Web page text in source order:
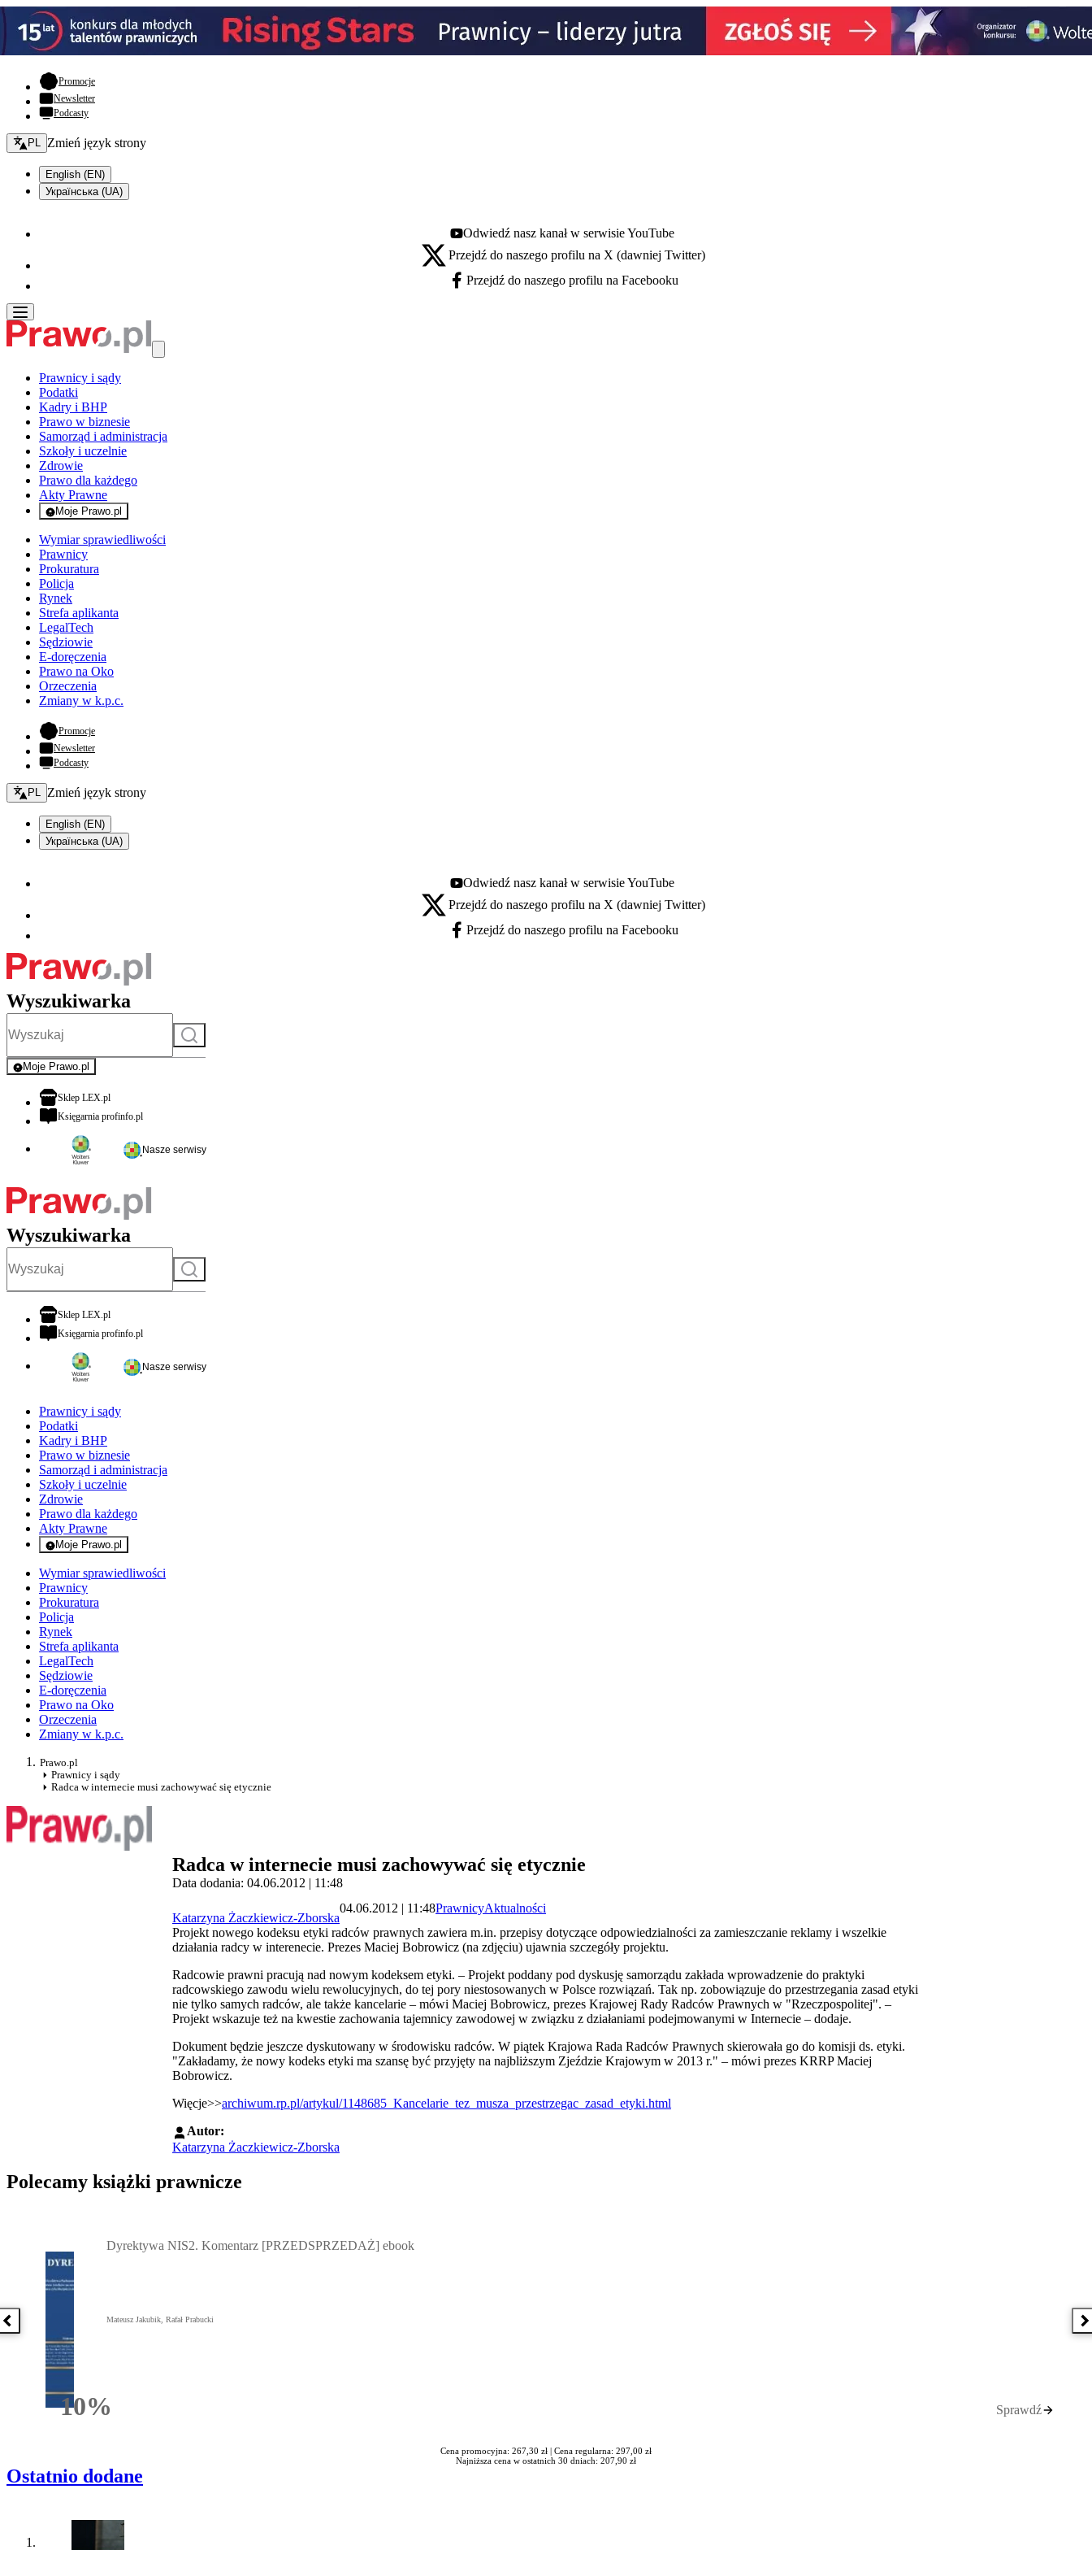
Promocje- otwiera się w nowej karcie
Newsletter
Podcasty
Zmień język - bieżący:
PL Zmień język strony
English (EN)
Українська (UA)
Youtube - otwiera się w nowej karcie
Odwiedź nasz kanał w serwisie YouTube
X - otwiera się w nowej karcie
Przejdź do naszego profilu na X (dawniej Twitter)
Facebook - otwiera się w nowej karcie
Przejdź do naszego profilu na Facebooku
Prawnicy i sądy
Podatki
Kadry i BHP
Prawo w biznesie
Samorząd i administracja
Szkoły i uczelnie
Zdrowie
Prawo dla każdego
Akty Prawne
Moje Prawo.pl
- rejestracja i logowanie do serwisu
Wymiar sprawiedliwości
Prawnicy
Prokuratura
Policja
Rynek
Strefa aplikanta
LegalTech
Sędziowie
E-doręczenia
Prawo na Oko
Orzeczenia
Zmiany w k.p.c.
Promocje- otwiera się w nowej karcie
Newsletter
Podcasty
Zmień język - bieżący:
PL Zmień język strony
English (EN)
Українська (UA)
Youtube - otwiera się w nowej karcie
Odwiedź nasz kanał w serwisie YouTube
X - otwiera się w nowej karcie
Przejdź do naszego profilu na X (dawniej Twitter)
Facebook - otwiera się w nowej karcie
Przejdź do naszego profilu na Facebooku
Wyszukiwarka
Szukaj
Moje Prawo.pl
- rejestracja i logowanie do serwisu
Sklep LEX.plotwiera się w nowej karcie
Księgarnia profinfo.plotwiera się w nowej karcie
Nasze serwisy
Wyszukiwarka
Szukaj
Sklep LEX.plotwiera się w nowej karcie
Księgarnia profinfo.plotwiera się w nowej karcie
Nasze serwisy
Prawnicy i sądy
Podatki
Kadry i BHP
Prawo w biznesie
Samorząd i administracja
Szkoły i uczelnie
Zdrowie
Prawo dla każdego
Akty Prawne
Moje Prawo.pl
- rejestracja i logowanie do serwisu
Wymiar sprawiedliwości
Prawnicy
Prokuratura
Policja
Rynek
Strefa aplikanta
LegalTech
Sędziowie
E-doręczenia
Prawo na Oko
Orzeczenia
Zmiany w k.p.c.
Prawo.pl
Prawnicy i sądy
Radca w internecie musi zachowywać się etycznie
Radca w internecie musi zachowywać się etycznie
Data dodania: 04.06.2012 | 11:48
Katarzyna Żaczkiewicz-Zborska
04.06.2012 | 11:48PrawnicyAktualności
Projekt nowego kodeksu etyki radców prawnych zawiera m.in. przepisy dotyczące odpowiedzialności za zamieszczanie reklamy i wszelkie
działania radcy w interenecie. Prezes Maciej Bobrowicz (na zdjęciu) ujawnia szczegóły projektu.
Radcowie prawni pracują nad nowym kodeksem etyki. – Projekt poddany pod dyskusję samorządu zakłada wprowadzenie do praktyki
radcowskiego zawodu wielu rewolucyjnych, do tej pory niestosowanych w Polsce rozwiązań. Tak np. zobowiązuje do przestrzegania zasad etyki
nie tylko samych radców, ale także kancelarie – mówi Maciej Bobrowicz, prezes Krajowej Rady Radców Prawnych w "Rzeczpospolitej". –
Projekt wskazuje też na kwestie zachowania tajemnicy zawodowej w związku z działaniami podejmowanymi w Internecie – dodaje.
Dokument będzie jeszcze dyskutowany w środowisku radców. W piątek Krajowa Rada Radców Prawnych skierowała go do komisji ds. etyki.
"Zakładamy, że nowy kodeks etyki ma szansę być przyjęty na najbliższym Zjeździe Krajowym w 2013 r." – mówi prezes KRRP Maciej
Bobrowicz.
Więcje>>archiwum.rp.pl/artykul/1148685_Kancelarie_tez_musza_przestrzegac_zasad_etyki.html
Autor:
Katarzyna Żaczkiewicz-Zborska
Polecamy książki prawnicze
Poprzednia książka
10%Rabatu
Dyrektywa NIS2. Komentarz [PRZEDSPRZEDAŻ] ebook
Mateusz Jakubik, Rafał Prabucki
Sprawdź
Cena promocyjna: 267,30 zł | Cena regularna: 297,00 zł
Najniższa cena w ostatnich 30 dniach: 207,90 zł
Ostatnio dodane